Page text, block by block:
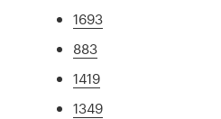
1693
883
1419
1349